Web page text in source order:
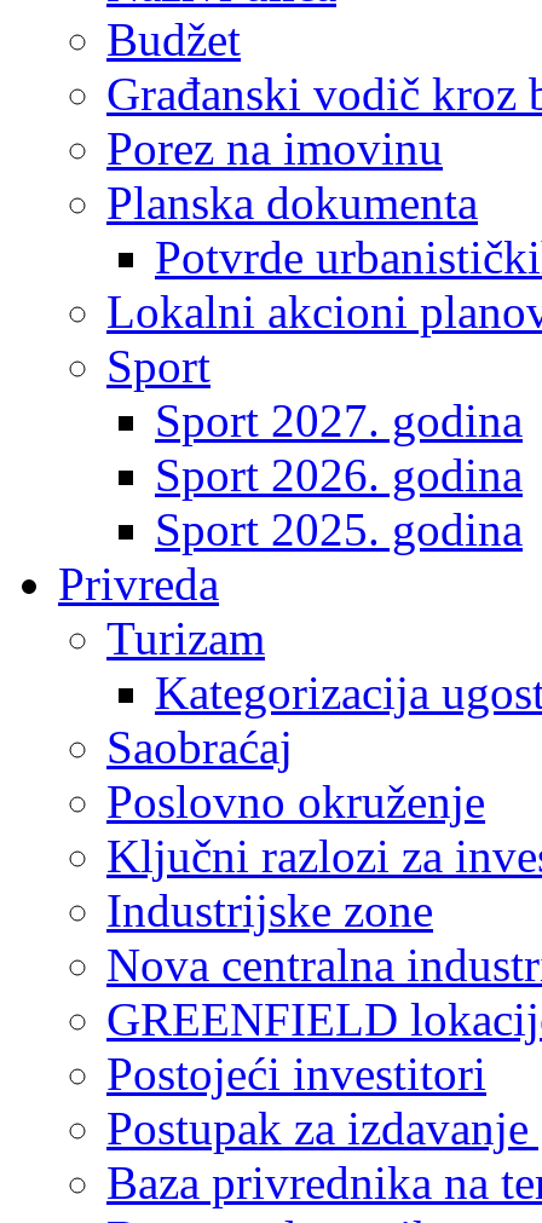
Budžet
Građanski vodič kroz
Porez na imovinu
Planska dokumenta
Potvrde
Lokalni akcioni
Sport
Sport 2027. godina
Sport 2026. godina
Sport 2025. godina
Privreda
Turizam
Kategorizacija
Saobraćaj
Poslovno okruženje
Ključni razlozi za
Industrijske zone
Nova centralna
GREENFIELD
Postojeći investitori
Postupak za
Baza privrednika na